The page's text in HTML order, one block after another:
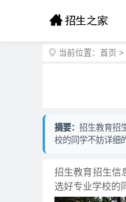
当前位置： 首页 >
摘要： 招生教育招
校的同学不妨详细
招生教育招生信
选好专业学校的